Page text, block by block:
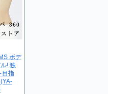
ボデ
! 独
目指